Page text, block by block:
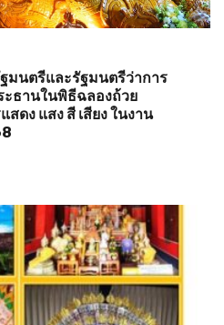
มนตรีและรัฐมนตรีว่าการ
ะธานในพิธีฉลองถ้วย
ดง แสง สี เสียง ในงาน